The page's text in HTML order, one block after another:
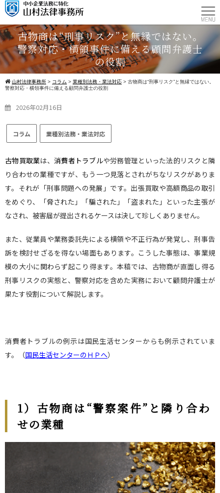
古物商は“刑事リスク”と無縁ではない。
警察対応・横領事件に備える顧問弁護士
の役割
山村法律事務所 > コラム > 業種別法務・業法対応 > 古物商は“刑事リスク”と無縁ではない。
警察対応・横領事件に備える顧問弁護士の役割
2026年02月16日
コラム 業種別法務・業法対応
古物買取業は、 消費者トラブルや労務管理といった法的リスクと隣
り合わせの業種ですが、もう一つ見落とされがちなリスクがありま
す。それが「刑事問題への発展」です。出張買取や高額商品の取引
をめぐり、「脅された」「騙された」「盗まれた」といった主張が
なされ、被害届が提出されるケースは決して珍しくありません。
また、従業員や業務委託先による横領や不正行為が発覚し、刑事告
訴を検討せざるを得ない場面もあります。こうした事態は、事業規
模の大小に関わらず起こり得ます。本稿では、古物商が直面し得る
刑事リスクの実態と、警察対応を含めた実務において顧問弁護士が
果たす役割について解説します。
消費者トラブルの例示は国民生活センターからも例示されていま
す。（国民生活センターのＨＰへ）
1）古物商は“警察案件” と隣り合わ
せの業種